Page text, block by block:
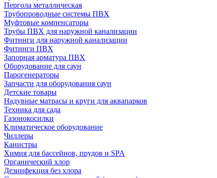
Пергола металлическая
Трубопроводные системы ПВХ
Муфтовые компенсаторы
Трубы ПВХ для наружной канализации
Фитинги для наружной канализации
Фитинги ПВХ
Запорная арматура ПВХ
Оборудование для саун
Парогенераторы
Запчасти для оборудования саун
Детские товары
Надувные матрасы и круги для аквапарков
Техника для сада
Газонокосилки
Климатическое оборудование
Чиллеры
Канистры
Химия для бассейнов, прудов и SPA
Органический хлор
Дезинфекция без хлора